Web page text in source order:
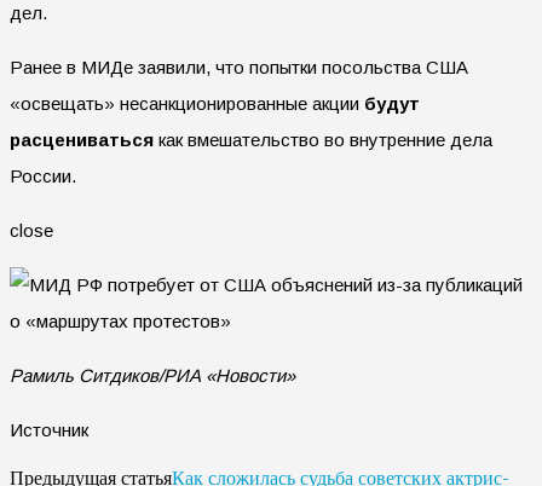
дел.
Ранее в МИДе заявили, что попытки посольства США
«освещать» несанкционированные акции будут
расцениваться как вмешательство во внутренние дела
России.
close
Рамиль Ситдиков/РИА «Новости»
Источник
Предыдущая статьяКак сложилась судьба советских актрис-